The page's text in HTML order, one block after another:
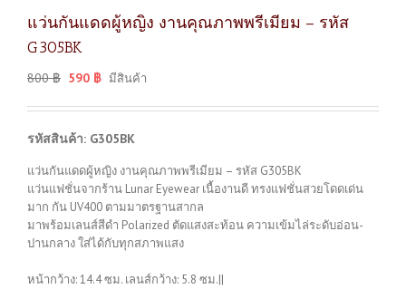
แว่นกันแดดผู้หญิง งานคุณภาพพรีเมียม – รหัส
G305BK
800฿ 590 ฿ มีสินค้า
รหัสสินค้า: G305BK
แว่นกันแดดผู้หญิง งานคุณภาพพรีเมียม – รหัส G305BK
แว่นแฟชั่นจากร้าน Lunar Eyewear เนื้องานดี ทรงแฟชั่นสวยโดดเด่น
มาก กัน UV400 ตามมาตรฐานสากล
มาพร้อมเลนส์สีดำ Polarized ตัดแสงสะท้อน ความเข้มไล่ระดับอ่อน-
ปานกลาง ใส่ได้กับทุกสภาพแสง
หน้ากว้าง: 14.4 ซม. เลนส์กว้าง: 5.8 ซม.||